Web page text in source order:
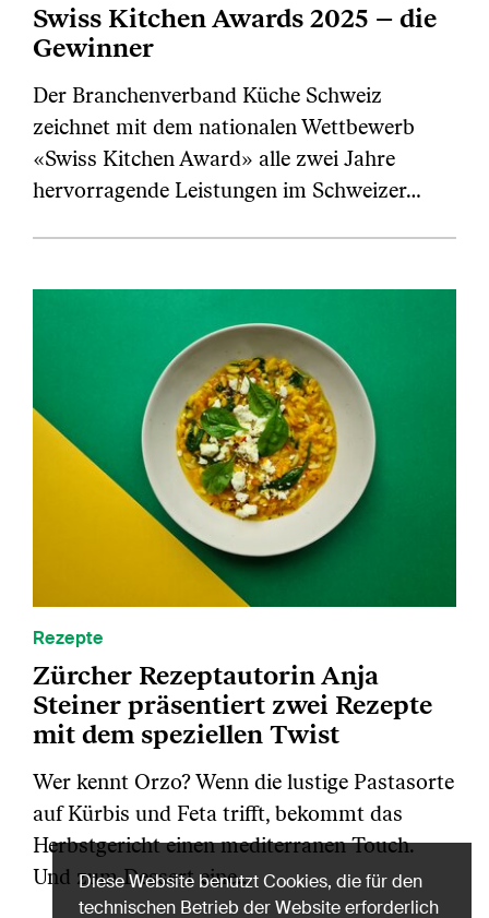
Swiss Kitchen Awards 2025 – die
Gewinner
Der Branchenverband Küche Schweiz
zeichnet mit dem nationalen Wettbewerb
«Swiss Kitchen Award» alle zwei Jahre
hervorragende Leistungen im Schweizer…
Rezepte
Zürcher Rezeptautorin Anja
Steiner präsentiert zwei Rezepte
mit dem speziellen Twist
Wer kennt Orzo? Wenn die lustige Pastasorte
auf Kürbis und Feta trifft, bekommt das
Herbstgericht einen mediterranen Touch.
Und zum Dessert eine…
Diese Website benutzt Cookies, die für den
technischen Betrieb der Website erforderlich